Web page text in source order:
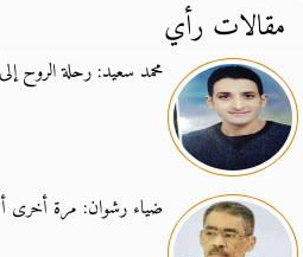
مقالات رأي
محمد سعيد: رحلة الروح
ضياء رشوان: مرة أخرى